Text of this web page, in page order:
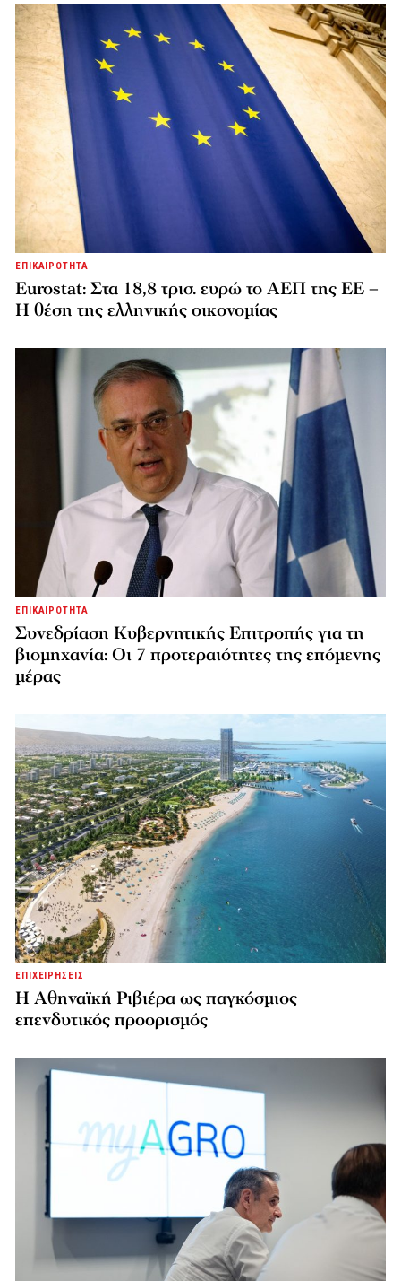
ΕΠΙΚΑΙΡΟΤΗΤΑ
Eurostat: Στα 18,8 τρισ. ευρώ το ΑΕΠ της ΕΕ –
Η θέση της ελληνικής οικονομίας
ΕΠΙΚΑΙΡΟΤΗΤΑ
Συνεδρίαση Κυβερνητικής Επιτροπής για τη
βιομηχανία: Οι 7 προτεραιότητες της επόμενης
μέρας
ΕΠΙΧΕΙΡΗΣΕΙΣ
Η Αθηναϊκή Ριβιέρα ως παγκόσμιος
επενδυτικός προορισμός